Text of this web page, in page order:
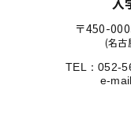
〒450-
(名古
TEL：052-
e-mail